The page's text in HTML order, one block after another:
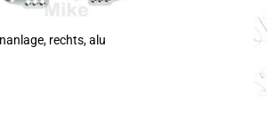
rechts, alu